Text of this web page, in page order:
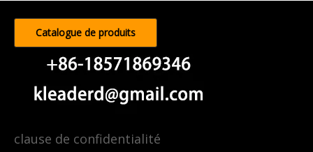
Catalogue de produits
clause de confidentialité